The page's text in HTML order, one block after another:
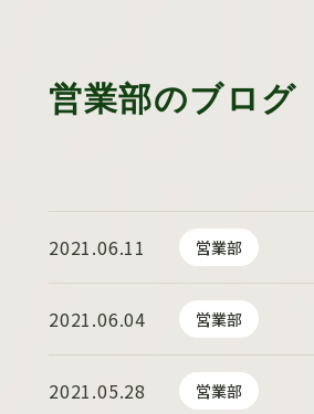
営業部のブログ
2021.06.11 営業部
2021.06.04 営業部
2021.05.28 営業部